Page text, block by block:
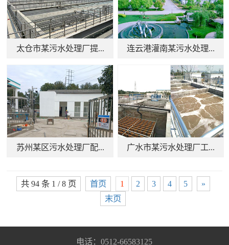
太仓市某污水处理厂提... 连云港灌南某污水处理...
苏州某区污水处理厂配... 广水市某污水处理厂工...
共 94 条 1 / 8 页 首页 1 2 3 4 5
»
末页
电话：0512-66583125